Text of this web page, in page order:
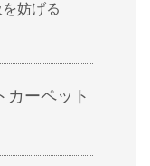
妨げる
カーペット